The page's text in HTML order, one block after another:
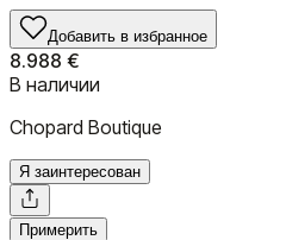
Добавить в избранное
8.988 €
В наличии
Chopard Boutique
Я заинтересован
Примерить